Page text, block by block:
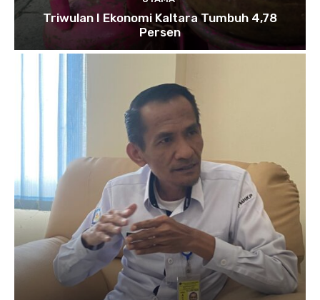
Triwulan I Ekonomi Kaltara Tumbuh 4,78
Persen